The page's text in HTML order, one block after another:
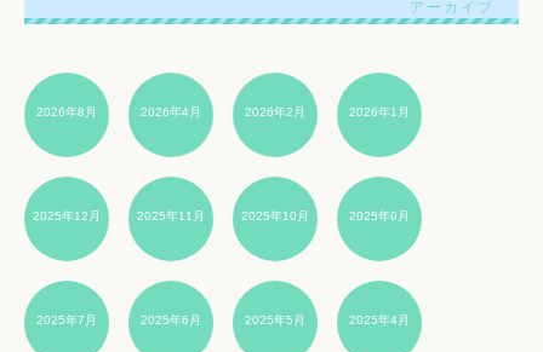
2026年8月 2026年4月 2026年2月 2026年1月
2025年12月 2025年11月 2025年10月 2025年9月
2025年7月 2025年6月 2025年5月 2025年4月